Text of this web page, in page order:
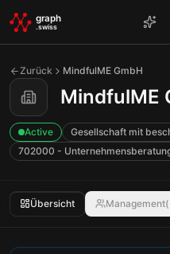
Skip to main content
graph
.swiss
Zurück MindfulME GmbH
MindfulME
Active
Gesellschaft mit
702000 -
Übersicht Management(